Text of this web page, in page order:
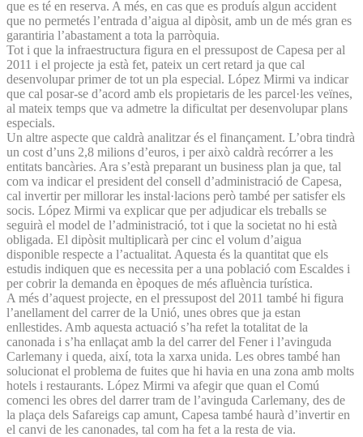
que es té en reserva. A més, en cas que es produís algun accident
que no permetés l’entrada d’aigua al dipòsit, amb un de més gran es
garantiria l’abastament a tota la parròquia.
Tot i que la infraestructura figura en el pressupost de Capesa per al
2011 i el projecte ja està fet, pateix un cert retard ja que cal
desenvolupar primer de tot un pla especial. López Mirmi va indicar
que cal posar-se d’acord amb els propietaris de les parcel·les veïnes,
al mateix temps que va admetre la dificultat per desenvolupar plans
especials.
Un altre aspecte que caldrà analitzar és el finançament. L’obra tindrà
un cost d’uns 2,8 milions d’euros, i per això caldrà recórrer a les
entitats bancàries. Ara s’està preparant un business plan ja que, tal
com va indicar el president del consell d’administració de Capesa,
cal invertir per millorar les instal·lacions però també per satisfer els
socis. López Mirmi va explicar que per adjudicar els treballs se
seguirà el model de l’administració, tot i que la societat no hi està
obligada. El dipòsit multiplicarà per cinc el volum d’aigua
disponible respecte a l’actualitat. Aquesta és la quantitat que els
estudis indiquen que es necessita per a una població com Escaldes i
per cobrir la demanda en èpoques de més afluència turística.
A més d’aquest projecte, en el pressupost del 2011 també hi figura
l’anellament del carrer de la Unió, unes obres que ja estan
enllestides. Amb aquesta actuació s’ha refet la totalitat de la
canonada i s’ha enllaçat amb la del carrer del Fener i l’avinguda
Carlemany i queda, així, tota la xarxa unida. Les obres també han
solucionat el problema de fuites que hi havia en una zona amb molts
hotels i restaurants. López Mirmi va afegir que quan el Comú
comenci les obres del darrer tram de l’avinguda Carlemany, des de
la plaça dels Safareigs cap amunt, Capesa també haurà d’invertir en
el canvi de les canonades, tal com ha fet a la resta de via.